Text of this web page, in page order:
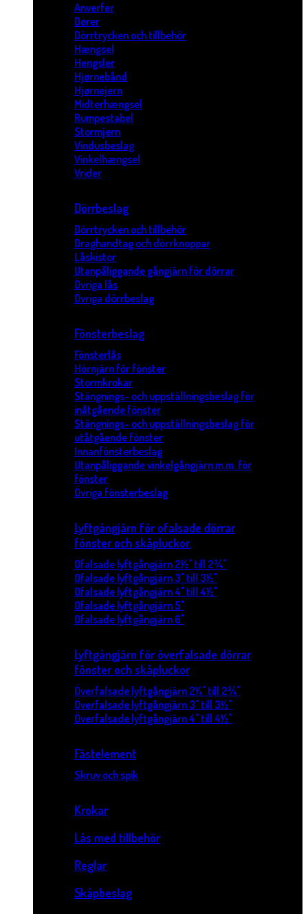
Anverfer
Dører
Dörrtrycken och tillbehör
Hængsel
Hengsler
Hjørnebånd
Hjørnejern
Midterhængsel
Rumpestabel
Stormjern
Vindusbeslag
Vinkelhængsel
Vrider
Dörrbeslag
Dörrtrycken och tillbehör
Draghandtag och dörrknoppar
Låskistor
Utanpåliggande gångjärn för dörrar
Övriga lås
Övriga dörrbeslag
Fönsterbeslag
Fönsterlås
Hörnjärn för fönster
Stormkrokar
Stängnings- och uppställningsbeslag för
inåtgående fönster
Stängnings- och uppställningsbeslag för
utåtgående fönster
Innanfönsterbeslag
Utanpåliggande vinkelgångjärn m.m. för
fönster
Övriga fönsterbeslag
Lyftgångjärn för ofalsade dörrar
fönster och skåpluckor.
Ofalsade lyftgångjärn 2½" till 2¾"
Ofalsade lyftgångjärn 3" till 3½"
Ofalsade lyftgångjärn 4" till 4½"
Ofalsade lyftgångjärn 5"
Ofalsade lyftgångjärn 6"
Lyftgångjärn för överfalsade dörrar
fönster och skåpluckor
Överfalsade lyftgångjärn 2¼" till 2¾"
Överfalsade lyftgångjärn 3" till 3½"
Överfalsade lyftgångjärn 4" till 4½"
Fästelement
Skruv och spik
Krokar
Lås med tillbehör
Reglar
Skåpbeslag